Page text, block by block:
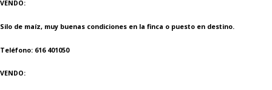
VENDO:
Silo de maíz, muy buenas condiciones en la finca o puesto en destino.
Teléfono: 616 401050
VENDO: